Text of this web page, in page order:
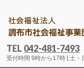
TEL 042-481-7493
受付時間 9時から17時 [ 土・